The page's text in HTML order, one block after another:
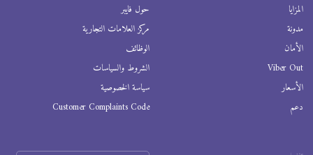
المزايا
مدونة
الأمان
Viber Out
الأسعار
دعم
حول فايبر
مركز العلامات التجارية
الوظائف
الشروط والسياسات
سياسة الخصوصية
Customer Complaints Code